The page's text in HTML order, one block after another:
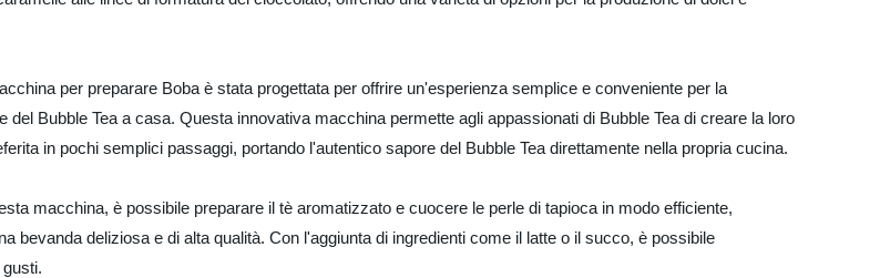
per preparare Boba è stata progettata per offrire un'esperienza semplice e conveniente per la
del Bubble Tea a casa. Questa innovativa macchina permette agli appassionati di Bubble Tea di creare la loro
in pochi semplici passaggi, portando l'autentico sapore del Bubble Tea direttamente nella propria cucina.
macchina, è possibile preparare il tè aromatizzato e cuocere le perle di tapioca in modo efficiente,
bevanda deliziosa e di alta qualità. Con l'aggiunta di ingredienti come il latte o il succo, è possibile